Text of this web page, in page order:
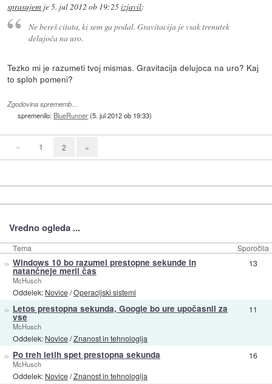
sprasujem je5. jul 2012 ob 19:25izjavil:
Ne bereš citata, ki sem ga podal. Gravitacija je vsak trenutek
delujoča na uro.
Tezko mi je razumeti tvoj mismas. Gravitacija delujoca na uro? Kaj
to sploh pomeni?
Zgodovina sprememb…
spremenilo: BlueRunner(5. jul 2012 ob 19:33)
« 1 2 »
Vredno ogleda ...
Tema Sporočila
» Windows 10 bo razumel prestopne sekunde in
natančneje meril čas
McHusch
Oddelek: Novice/Operacijski sistemi
13
» Letos prestopna sekunda, Google bo ure upočasnil za
vse
McHusch
Oddelek: Novice/Znanost in tehnologija
11
» Po treh letih spet prestopna sekunda
McHusch
Oddelek: Novice/Znanost in tehnologija
16